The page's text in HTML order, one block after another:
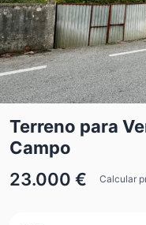
Terreno para
Campo
23.000 €
Calcular